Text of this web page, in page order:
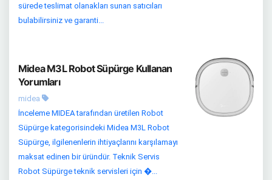
sürede teslimat olanakları sunan satıcıları
bulabilirsiniz ve garanti...
Midea M3L Robot Süpürge Kullanan
Yorumları
midea
İnceleme MIDEA tarafından üretilen Robot
Süpürge kategorisindeki Midea M3L Robot
Süpürge, ilgilenenlerin ihtiyaçlarını karşılamayı
maksat edinen bir üründür. Teknik Servis
Robot Süpürge teknik servisleri için �...